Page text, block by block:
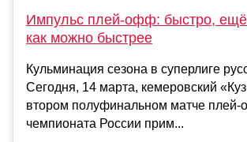
Импульс плей-офф: быстро,
как можно быстрее
Кульминация сезона в суперлиге
Сегодня, 14 марта, кемеровский
втором полуфинальном матче
чемпионата России прим...